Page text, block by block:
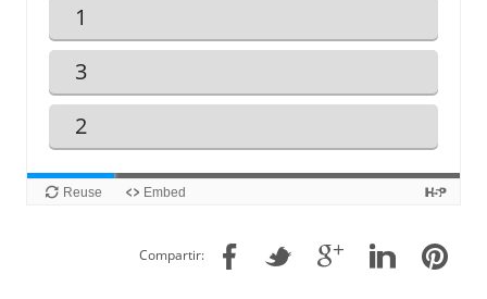
1
3
2
Reuse Embed
Compartir: